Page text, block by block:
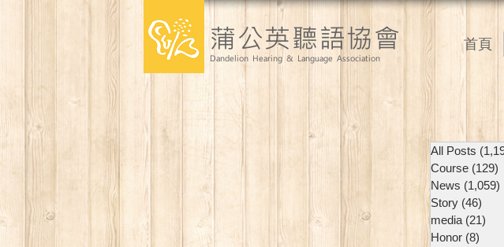
蒲公英聽語協會
Dandelion Hearing & Language Association
首頁
All Posts
Course (129)
News (1,059)
Story (46)
media (21)
Honor (8)